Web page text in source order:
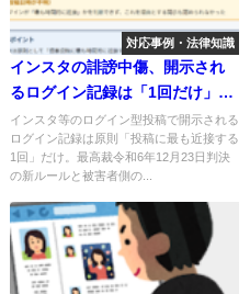
対応事例・法律知識
インスタの誹謗中傷、開示され
るログイン記録は「1回だけ」？
――ログイン型投稿の発信者情
報開示に最高裁が示した新ルー
ル（最判令和6年12月23日）
インスタ等のログイン型投稿で開示される
ログイン記録は原則「投稿に最も近接する
1回」だけ。最高裁令和6年12月23日判決
の新ルールと被害者側の...